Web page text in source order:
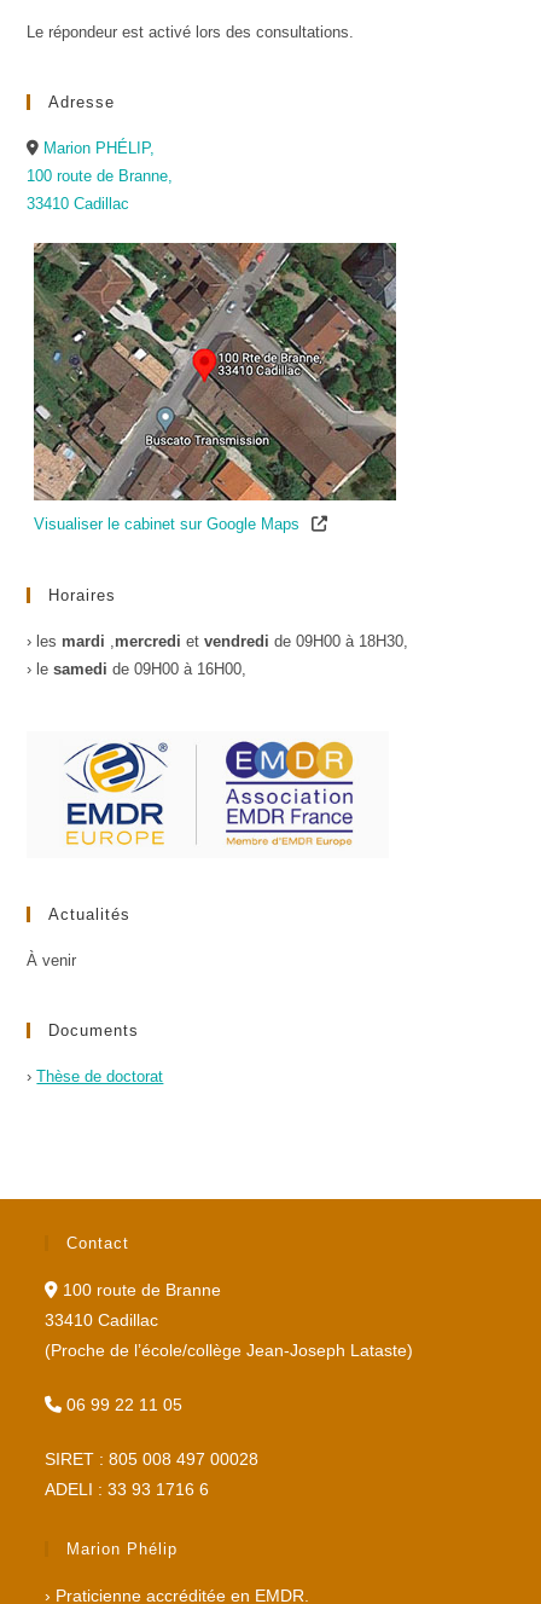
Le répondeur est activé lors des consultations.
Adresse
Marion PHÉLIP,
100 route de Branne,
33410 Cadillac
Visualiser le cabinet sur Google Maps
Horaires
› les mardi ,mercredi etvendredi de 09H00 à 18H30,
› lesamedi de 09H00 à 16H00,
Actualités
À venir
Documents
›Thèse de doctorat
Contact
100 route de Branne
33410 Cadillac
(Proche de l’école/collège Jean-Joseph Lataste)
06 99 22 11 05
SIRET : 805 008 497 00028
ADELI : 33 93 1716 6
Marion Phélip
› Praticienne accréditée en EMDR.